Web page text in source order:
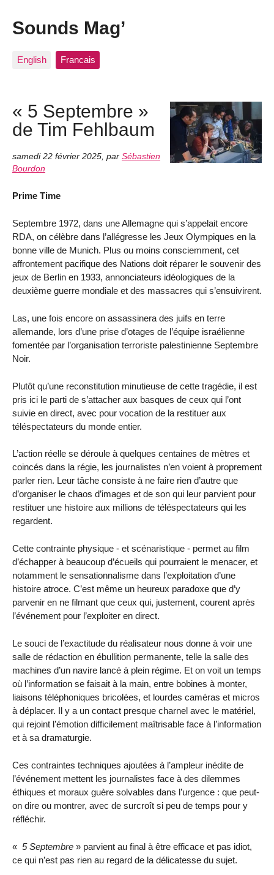
Sounds Mag’
English Francais
« 5 Septembre »
de Tim Fehlbaum
samedi 22 février 2025, par Sébastien
Bourdon
Prime Time
Septembre 1972, dans une Allemagne qui s’appelait encore
RDA, on célèbre dans l’allégresse les Jeux Olympiques en la
bonne ville de Munich. Plus ou moins consciemment, cet
affrontement pacifique des Nations doit réparer le souvenir des
jeux de Berlin en 1933, annonciateurs idéologiques de la
deuxième guerre mondiale et des massacres qui s’ensuivirent.
Las, une fois encore on assassinera des juifs en terre
allemande, lors d’une prise d’otages de l’équipe israélienne
fomentée par l’organisation terroriste palestinienne Septembre
Noir.
Plutôt qu’une reconstitution minutieuse de cette tragédie, il est
pris ici le parti de s’attacher aux basques de ceux qui l’ont
suivie en direct, avec pour vocation de la restituer aux
téléspectateurs du monde entier.
L’action réelle se déroule à quelques centaines de mètres et
coincés dans la régie, les journalistes n’en voient à proprement
parler rien. Leur tâche consiste à ne faire rien d’autre que
d’organiser le chaos d’images et de son qui leur parvient pour
restituer une histoire aux millions de téléspectateurs qui les
regardent.
Cette contrainte physique - et scénaristique - permet au film
d’échapper à beaucoup d’écueils qui pourraient le menacer, et
notamment le sensationnalisme dans l’exploitation d’une
histoire atroce. C’est même un heureux paradoxe que d’y
parvenir en ne filmant que ceux qui, justement, courent après
l’événement pour l’exploiter en direct.
Le souci de l’exactitude du réalisateur nous donne à voir une
salle de rédaction en ébullition permanente, telle la salle des
machines d’un navire lancé à plein régime. Et on voit un temps
où l’information se faisait à la main, entre bobines à monter,
liaisons téléphoniques bricolées, et lourdes caméras et micros
à déplacer. Il y a un contact presque charnel avec le matériel,
qui rejoint l’émotion difficilement maîtrisable face à l’information
et à sa dramaturgie.
Ces contraintes techniques ajoutées à l’ampleur inédite de
l’événement mettent les journalistes face à des dilemmes
éthiques et moraux guère solvables dans l’urgence : que peut-
on dire ou montrer, avec de surcroît si peu de temps pour y
réfléchir.
« 5 Septembre » parvient au final à être efficace et pas idiot,
ce qui n’est pas rien au regard de la délicatesse du sujet.